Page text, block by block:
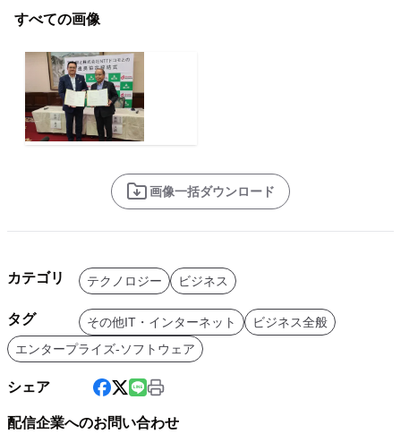
すべての画像
画像一括ダウンロード
カテゴリ テクノロジー ビジネス
タグ その他IT・インターネット
ビジネス全般
エンタープライズ-ソフトウェア
シェア
配信企業へのお問い合わせ